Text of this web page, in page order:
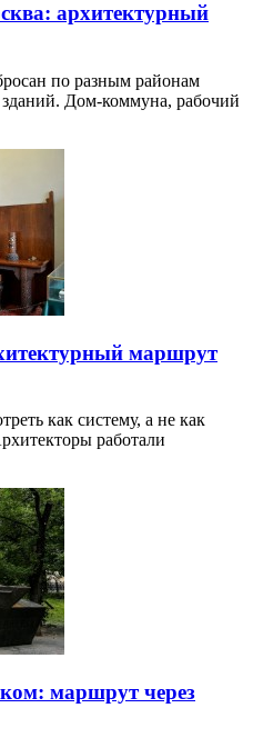
архитектурный
по разным районам
Дом-коммуна, рабочий
маршрут
как систему, а не как
работали
маршрут через